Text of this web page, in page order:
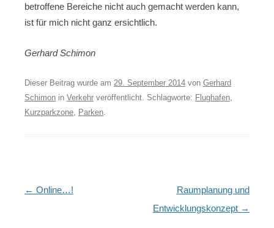
betroffene Bereiche nicht auch gemacht werden kann,
ist für mich nicht ganz ersichtlich.
Gerhard Schimon
Dieser Beitrag wurde am 29. September 2014 von Gerhard
Schimon in Verkehr veröffentlicht. Schlagworte: Flughafen
Kurzparkzone
Parken
Artikel-
← Online…!
Raumplanung und
Entwicklungskonzept →